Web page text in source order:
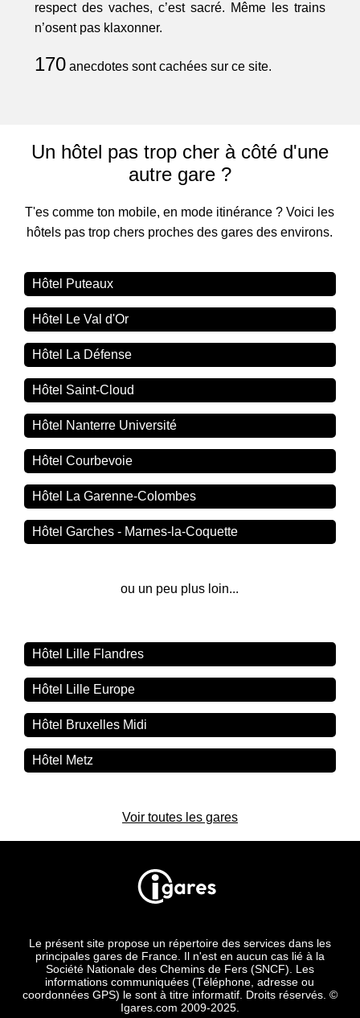
respect des vaches, c’est sacré. Même les trains
n’osent pas klaxonner.
170anecdotes sont cachées sur ce site.
Un hôtel pas trop cher à côté d'une
autre gare ?
T'es comme ton mobile, en mode itinérance ? Voici les
hôtels pas trop chers proches des gares des environs.
Hôtel Puteaux
Hôtel Le Val d'Or
Hôtel La Défense
Hôtel Saint-Cloud
Hôtel Nanterre Université
Hôtel Courbevoie
Hôtel La Garenne-Colombes
Hôtel Garches - Marnes-la-Coquette
ou un peu plus loin...
Hôtel Lille Flandres
Hôtel Lille Europe
Hôtel Bruxelles Midi
Hôtel Metz
Voir toutes les gares
Le présent site propose un répertoire des services dans les
principales gares de France. Il n'est en aucun cas lié à la
Société Nationale des Chemins de Fers (SNCF). Les
informations communiquées (Téléphone, adresse ou
coordonnées GPS) le sont à titre informatif. Droits réservés. ©
Igares.com 2009-2025.